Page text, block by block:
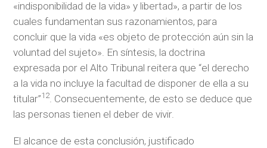
«indisponibilidad de la vida» y libertad», a partir de los
cuales fundamentan sus razonamientos, para
concluir que la vida «es objeto de protección aún sin la
voluntad del sujeto». En síntesis, la doctrina
expresada por el Alto Tribunal reitera que “el derecho
a la vida no incluye la facultad de disponer de ella a su
titular”12. Consecuentemente, de esto se deduce que
las personas tienen el deber de vivir.
El alcance de esta conclusión, justificado